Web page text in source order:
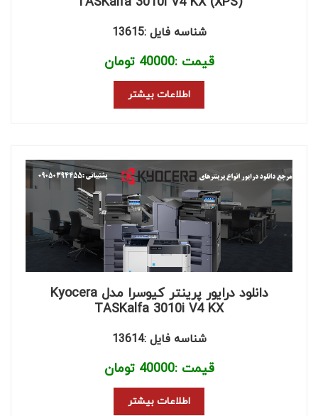
شناسه فایل :13615
قیمت :40000 تومان
اطلاعات بیشتر
دانلود درایور پرینتر کیوسرا مدل Kyocera
TASKalfa 3010i V4 KX
شناسه فایل :13614
قیمت :40000 تومان
اطلاعات بیشتر